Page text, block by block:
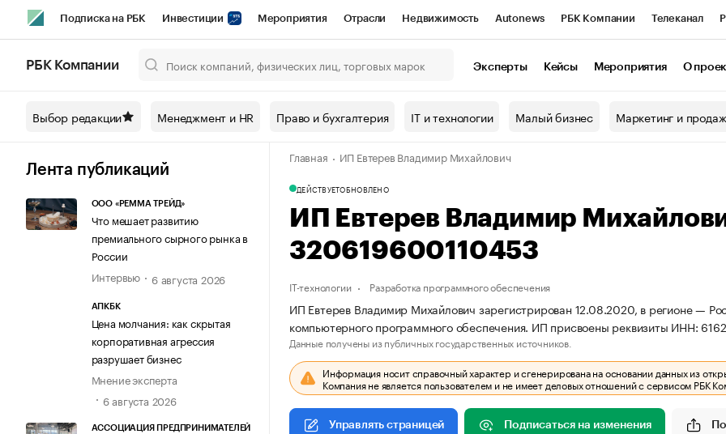
Подписка на РБК Инвестиции Мероприятия Отрасли Недвижимость Autonews РБК Компании Телеканал
Спецпроекты СПб Конференции СПб Спецпроекты Проверка контрагентов
Технологии и медиа Рынок наличной валюты
РБК Компании Эксперты Кейсы Мероприятия О
Выбор редакции Менеджмент и HR Право и бухгалтерия IT и технологии Малый бизнес Маркетинг и
Лента публикаций
ООО «РЕММА ТРЕЙД»
Что мешает развитию
премиального сырного рынка в
России
Интервью
6 августа 2026
АПКБК
Цена молчания: как скрытая
корпоративная агрессия
разрушает бизнес
Мнение эксперта
6 августа 2026
АССОЦИАЦИЯ ПРЕДПРИНИМАТЕЛЕЙ
Главная ИП Евтерев Владимир Михайлович
ДЕЙСТВУЕТОБНОВЛЕНО
ИП Евтерев Владимир
320619600110453
IT-технологии Разработка программного обеспечения
ИП Евтерев Владимир Михайлович зарегистрирован 12.08.2020, в регионе —
компьютерного программного обеспечения. ИП присвоены реквизиты ИНН:
Данные получены из публичных государственных источников.
Информация носит справочный характер и сгенерирована на основании данных из
Компания не является пользователем и не имеет деловых отношений с сервисом РБК
Управлять страницей Подписаться на изменения